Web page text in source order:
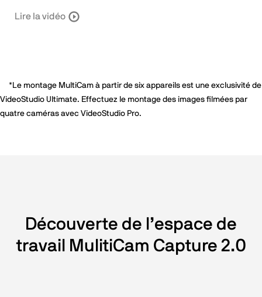
Lire la vidéo
*Le montage MultiCam à partir de six appareils est une exclusivité de
VideoStudio Ultimate. Effectuez le montage des images filmées par
quatre caméras avec VideoStudio Pro.
Découverte de l’espace de
travail MulitiCam Capture 2.0